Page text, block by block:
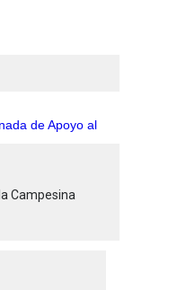
Campesina